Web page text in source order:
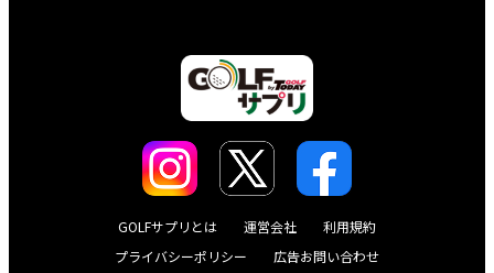
GOLFサプリとは 運営会社
利用規約
プライバシーポリシー
広告お問い合わせ